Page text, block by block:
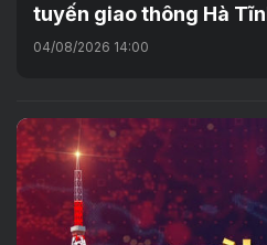
tuyến giao thông Hà
04/08/2026 14:00